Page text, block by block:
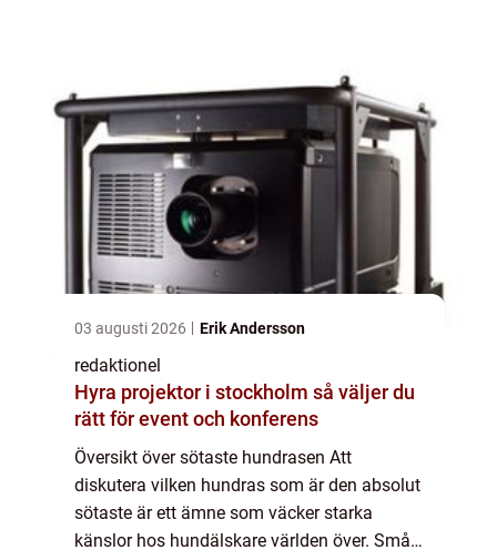
03 augusti 2026 Erik Andersson
redaktionel
Hyra projektor i stockholm så väljer du
rätt för event och konferens
Översikt över sötaste hundrasen Att
diskutera vilken hundras som är den absolut
sötaste är ett ämne som väcker starka
känslor hos hundälskare världen över. Små,